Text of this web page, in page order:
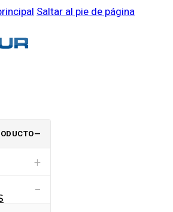
Saltar al pie de página
—
+
−